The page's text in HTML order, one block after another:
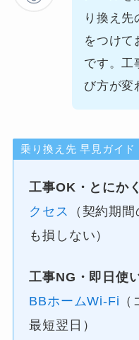
り換え先
をつけて
です。工
び方が変
乗り換え先 早見ガイド
工事OK・とにか
クセス
（契約期
も損しない）
工事NG・即日使
BBホームWi-Fi
最短翌日）